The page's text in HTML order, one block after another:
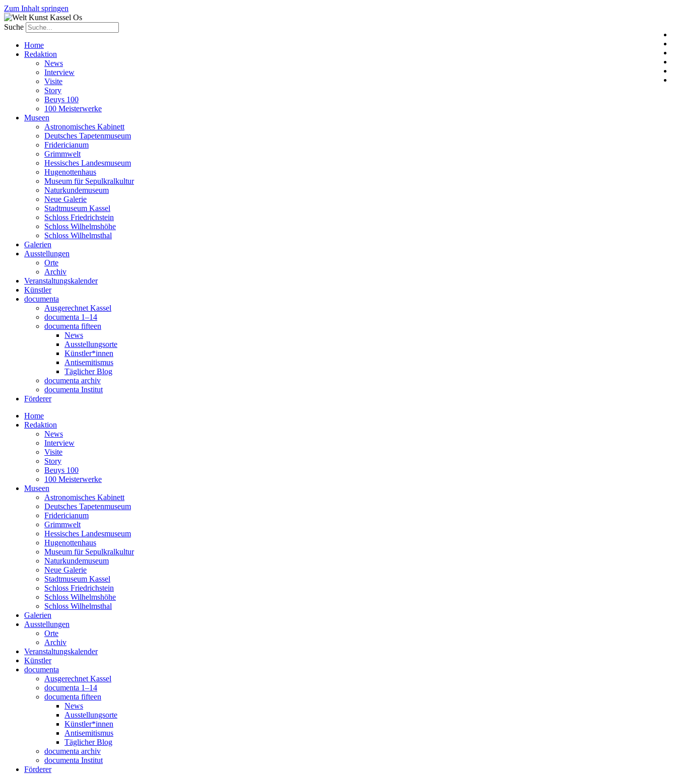
Zum Inhalt springen
Suche
Home
Redaktion
News
Interview
Visite
Story
Beuys 100
100 Meisterwerke
Museen
Astronomisches Kabinett
Deutsches Tapetenmuseum
Fridericianum
Grimmwelt
Hessisches Landesmuseum
Hugenottenhaus
Museum für Sepulkralkultur
Naturkundemuseum
Neue Galerie
Stadtmuseum Kassel
Schloss Friedrichstein
Schloss Wilhelmshöhe
Schloss Wilhelmsthal
Galerien
Ausstellungen
Orte
Archiv
Veranstaltungskalender
Künstler
documenta
Ausgerechnet Kassel
documenta 1–14
documenta fifteen
News
Ausstellungsorte
Künstler*innen
Antisemitismus
Täglicher Blog
documenta archiv
documenta Institut
Förderer
Home
Redaktion
News
Interview
Visite
Story
Beuys 100
100 Meisterwerke
Museen
Astronomisches Kabinett
Deutsches Tapetenmuseum
Fridericianum
Grimmwelt
Hessisches Landesmuseum
Hugenottenhaus
Museum für Sepulkralkultur
Naturkundemuseum
Neue Galerie
Stadtmuseum Kassel
Schloss Friedrichstein
Schloss Wilhelmshöhe
Schloss Wilhelmsthal
Galerien
Ausstellungen
Orte
Archiv
Veranstaltungskalender
Künstler
documenta
Ausgerechnet Kassel
documenta 1–14
documenta fifteen
News
Ausstellungsorte
Künstler*innen
Antisemitismus
Täglicher Blog
documenta archiv
documenta Institut
Förderer